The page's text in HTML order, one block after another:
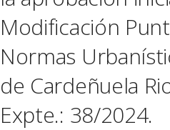
Modificación
Normas
de Cardeñuela
Expte.: 38/2024.